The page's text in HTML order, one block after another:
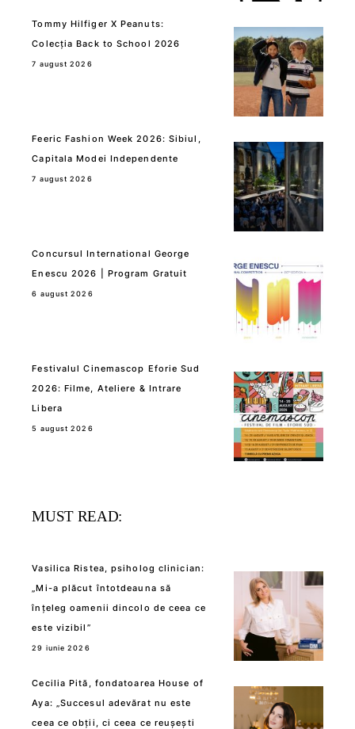
Tommy Hilfiger X Peanuts:
Colecția Back to School 2026
7 august 2026
Feeric Fashion Week 2026: Sibiul,
Capitala Modei Independente
7 august 2026
Concursul International George
Enescu 2026 | Program Gratuit
6 august 2026
Festivalul Cinemascop Eforie Sud
2026: Filme, Ateliere & Intrare
Libera
5 august 2026
MUST READ:
Vasilica Ristea, psiholog clinician:
„Mi-a plăcut întotdeauna să
înțeleg oamenii dincolo de ceea ce
este vizibil”
29 iunie 2026
Cecilia Pită, fondatoarea House of
Aya: „Succesul adevărat nu este
ceea ce obții, ci ceea ce reușești